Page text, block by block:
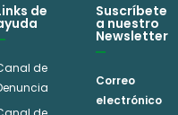
de
de
Suscríbete
a nuestro
Newsletter
Correo
electrónico